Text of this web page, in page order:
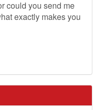
could you send me
exactly makes you